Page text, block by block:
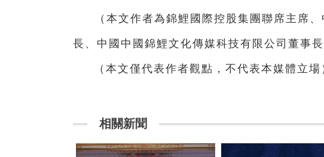
（本文作者為錦鯉國際控股集團聯席主席
長、中國中國錦鯉文化傳媒科技有限公司董事長
（本文僅代表作者觀點，不代表本媒體立場
相關新聞